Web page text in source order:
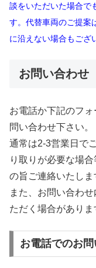
談をいただいた場合で
す。代替車両のご提案
に沿えない場合もござ
お問い合わせ
お電話か下記のフ
問い合わせ下さい。
通常は2-3営業日で
り取りが必要な場
の旨ご連絡いたしま
また、お問い合わ
ただく場合がありま
お電話でのお